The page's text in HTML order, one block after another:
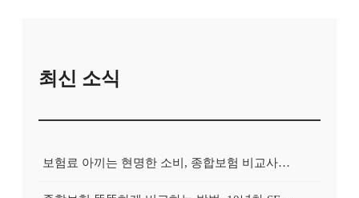
최신 소식
보험료 아끼는 현명한 소비, 종합보험 비교사이트 활용법 완벽 분석!